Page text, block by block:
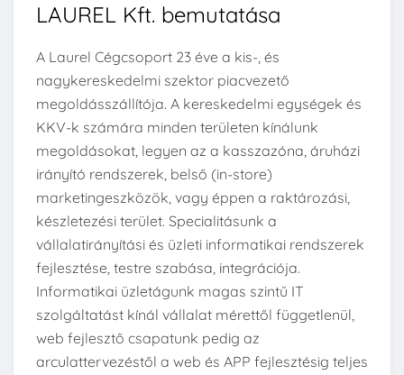
LAUREL Kft. bemutatása
A Laurel Cégcsoport 23 éve a kis-, és
nagykereskedelmi szektor piacvezető
megoldásszállítója. A kereskedelmi egységek és
KKV-k számára minden területen kínálunk
megoldásokat, legyen az a kasszazóna, áruházi
irányító rendszerek, belső (in-store)
marketingeszközök, vagy éppen a raktározási,
készletezési terület. Specialitásunk a
vállalatirányítási és üzleti informatikai rendszerek
fejlesztése, testre szabása, integrációja.
Informatikai üzletágunk magas szintű IT
szolgáltatást kínál vállalat mérettől függetlenül,
web fejlesztő csapatunk pedig az
arculattervezéstől a web és APP fejlesztésig teljes